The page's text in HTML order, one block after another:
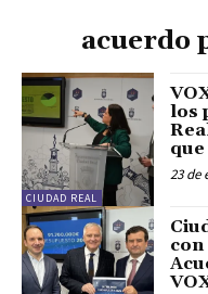
acuerdo
CIUDAD REAL
los
23 de
con